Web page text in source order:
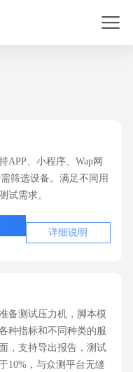
APP、小程序、Wap网
筛选设备。满足不同用
试需求。
详细说明
备测试压力机，脚本模
种指标和不同种类的服
，支持导出报告，测试
10%，与众测平台无缝